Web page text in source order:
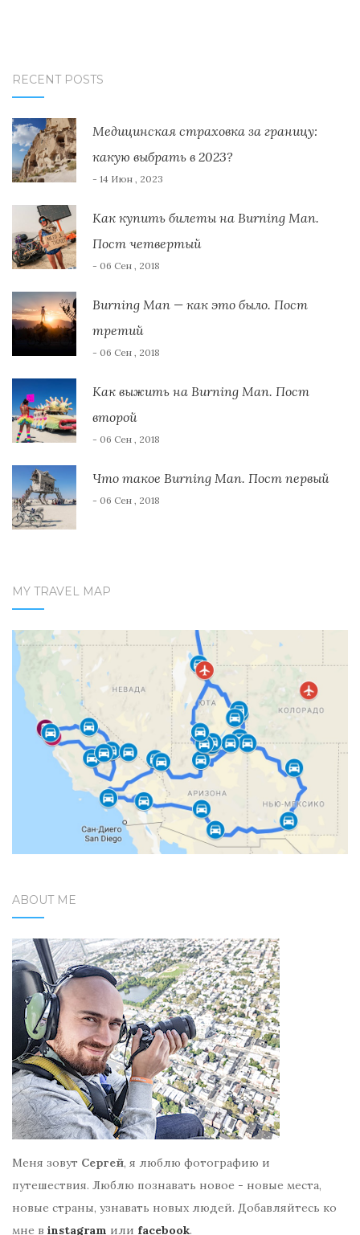
RECENT POSTS
Медицинская страховка за границу:
какую выбрать в 2023?
- 14 Июн , 2023
Как купить билеты на Burning Man.
Пост четвертый
- 06 Сен , 2018
Burning Man — как это было. Пост
третий
- 06 Сен , 2018
Как выжить на Burning Man. Пост
второй
- 06 Сен , 2018
Что такое Burning Man. Пост первый
- 06 Сен , 2018
MY TRAVEL MAP
ABOUT ME
Меня зовут Сергей, я люблю фотографию и
путешествия. Люблю познавать новое - новые места,
новые страны, узнавать новых людей. Добавляйтесь ко
мне в instagram или facebook.